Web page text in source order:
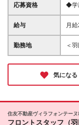
応募資格
◆学
種
ら
給与
月
で
了
よ
る）
勤務地
＜
て
合があります 勤
汐留
谷
新
気になる
住友不動産ヴィラフォンテー
フロントスタッフ（